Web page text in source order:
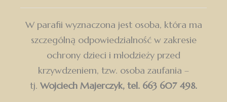
W parafii wyznaczona jest osoba, która ma
szczególną odpowiedzialność w zakresie
ochrony dzieci i młodzieży przed
krzywdzeniem, tzw. osoba zaufania –
tj. Wojciech Majerczyk, tel. 663 607 498.